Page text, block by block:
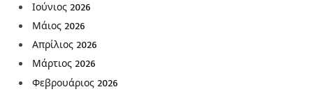
Ιούνιος 2026
Μάιος 2026
Απρίλιος 2026
Μάρτιος 2026
Φεβρουάριος 2026